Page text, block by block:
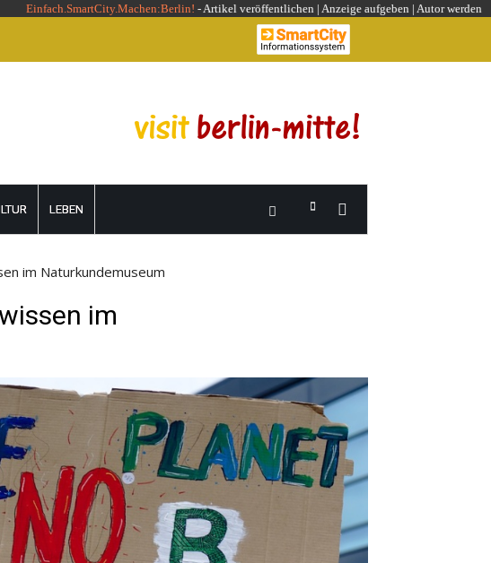
Einfach.SmartCity.Machen:Berlin! -Artikel veröffentlichen | Anzeige aufgeben | Autor werden
LEBEN
im Naturkundemuseum
im